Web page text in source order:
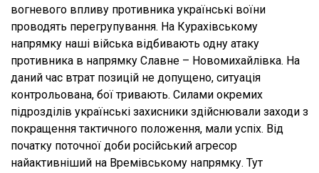
вогневого впливу противника українські воїни
проводять перегрупування. На Курахівському
напрямку наші війська відбивають одну атаку
противника в напрямку Славне – Новомихайлівка. На
даний час втрат позицій не допущено, ситуація
контрольована, бої тривають. Силами окремих
підрозділів українські захисники здійснювали заходи з
покращення тактичного положення, мали успіх. Від
початку поточної доби російський агресор
найактивніший на Времівському напрямку. Тут